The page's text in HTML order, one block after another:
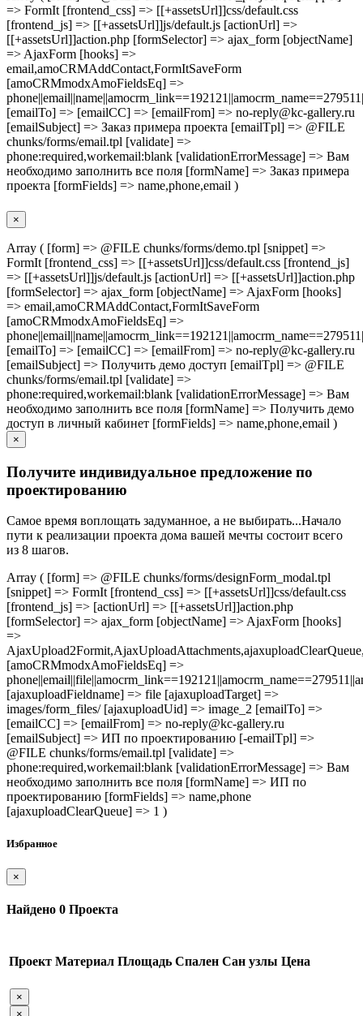
=> FormIt [frontend_css] => [[+assetsUrl]]css/default.css
[frontend_js] => [[+assetsUrl]]js/default.js [actionUrl] =>
[[+assetsUrl]]action.php [formSelector] => ajax_form [objectName]
=> AjaxForm [hooks] =>
email,amoCRMAddContact,FormItSaveForm
[amoCRMmodxAmoFieldsEq] =>
[emailTo] => [emailCC] => [emailFrom] => no-reply@kc-gallery.ru
[emailSubject] => Заказ примера проекта [emailTpl] => @FILE
chunks/forms/email.tpl [validate] =>
phone:required,workemail:blank [validationErrorMessage] => Вам
необходимо заполнить все поля [formName] => Заказ примера
проекта [formFields] => name,phone,email )
×
Array ( [form] => @FILE chunks/forms/demo.tpl [snippet] =>
FormIt [frontend_css] => [[+assetsUrl]]css/default.css [frontend_js]
=> [[+assetsUrl]]js/default.js [actionUrl] => [[+assetsUrl]]action.php
[formSelector] => ajax_form [objectName] => AjaxForm [hooks]
=> email,amoCRMAddContact,FormItSaveForm
[amoCRMmodxAmoFieldsEq] =>
[emailTo] => [emailCC] => [emailFrom] => no-reply@kc-gallery.ru
[emailSubject] => Получить демо доступ [emailTpl] => @FILE
chunks/forms/email.tpl [validate] =>
phone:required,workemail:blank [validationErrorMessage] => Вам
необходимо заполнить все поля [formName] => Получить демо
доступ в личный кабинет [formFields] => name,phone,email )
×
Получите индивидуальное предложение по
проектированию
Самое время воплощать задуманное, а не выбирать...Начало
пути к реализации проекта дома вашей мечты состоит всего
из 8 шагов.
Array ( [form] => @FILE chunks/forms/designForm_modal.tpl
[snippet] => FormIt [frontend_css] => [[+assetsUrl]]css/default.css
[frontend_js] => [actionUrl] => [[+assetsUrl]]action.php
[formSelector] => ajax_form [objectName] => AjaxForm [hooks]
=>
[amoCRMmodxAmoFieldsEq] =>
[ajaxuploadFieldname] => file [ajaxuploadTarget] =>
images/form_files/ [ajaxuploadUid] => image_2 [emailTo] =>
[emailCC] => [emailFrom] => no-reply@kc-gallery.ru
[emailSubject] => ИП по проектированию [-emailTpl] =>
@FILE chunks/forms/email.tpl [validate] =>
phone:required,workemail:blank [validationErrorMessage] => Вам
необходимо заполнить все поля [formName] => ИП по
проектированию [formFields] => name,phone
[ajaxuploadClearQueue] => 1 )
Избранное
×
Найдено 0 Проекта
Проект Материал Площадь Спален Сан узлы Цена
×